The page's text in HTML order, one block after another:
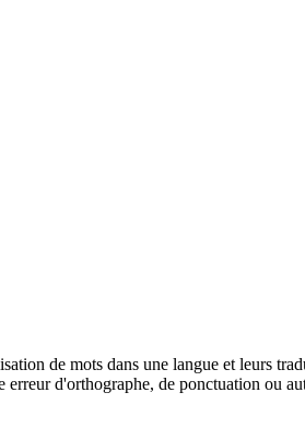
de mots dans une langue et leurs
d'orthographe, de ponctuation ou